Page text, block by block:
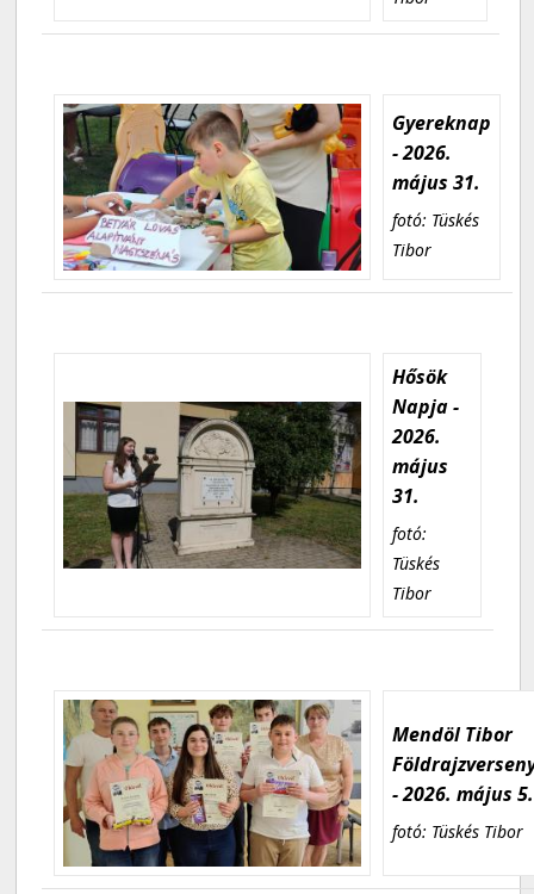
Gyereknap
- 2026.
május 31.
fotó: Tüskés
Tibor
Hősök
Napja -
2026.
május
31.
fotó:
Tüskés
Tibor
Mendöl Tibor
- 2026. május 5.
fotó: Tüskés Tibor